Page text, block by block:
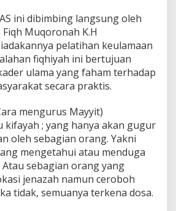
ini dibimbing langsung oleh
Muqoronah K.H
pelatihan keulamaan
fiqhiyah ini bertujuan
ulama yang faham terhadap
secara praktis.
mengurus Mayyit)
kifayah ; yang hanya akan gugur
oleh sebagian orang. Yakni
mengetahui atau menduga
sebagian orang yang
jenazah namun ceroboh
tidak, semuanya terkena dosa.